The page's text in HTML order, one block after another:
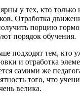
у тех, кто только
Отработка
порцию
порядок обучения.
подходят тем, кто
и отработка
самими же
того, что
велика.